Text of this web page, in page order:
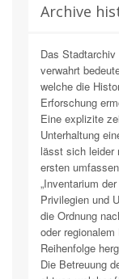
Archive
Das
verwahrt
welche die
Erforschung
Eine explizite
Unterhaltung
lässt sich leider
ersten
„Inventarium
Privilegien und
die Ordnung
oder
Reihenfolge
Die Betreuung